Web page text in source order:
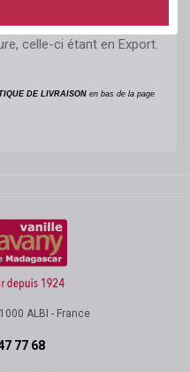
hors France,la TVA
celle-ci étant en Export.
DE LIVRAISON en bas de la page
ALBI - France
77 68